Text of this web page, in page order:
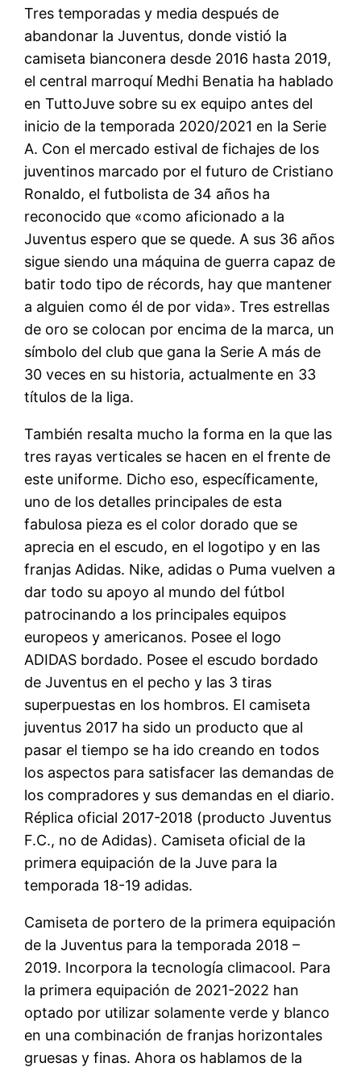
Tres temporadas y media después de
abandonar la Juventus, donde vistió la
camiseta bianconera desde 2016 hasta 2019,
el central marroquí Medhi Benatia ha hablado
en TuttoJuve sobre su ex equipo antes del
inicio de la temporada 2020/2021 en la Serie
A. Con el mercado estival de fichajes de los
juventinos marcado por el futuro de Cristiano
Ronaldo, el futbolista de 34 años ha
reconocido que «como aficionado a la
Juventus espero que se quede. A sus 36 años
sigue siendo una máquina de guerra capaz de
batir todo tipo de récords, hay que mantener
a alguien como él de por vida». Tres estrellas
de oro se colocan por encima de la marca, un
símbolo del club que gana la Serie A más de
30 veces en su historia, actualmente en 33
títulos de la liga.
También resalta mucho la forma en la que las
tres rayas verticales se hacen en el frente de
este uniforme. Dicho eso, específicamente,
uno de los detalles principales de esta
fabulosa pieza es el color dorado que se
aprecia en el escudo, en el logotipo y en las
franjas Adidas. Nike, adidas o Puma vuelven a
dar todo su apoyo al mundo del fútbol
patrocinando a los principales equipos
europeos y americanos. Posee el logo
ADIDAS bordado. Posee el escudo bordado
de Juventus en el pecho y las 3 tiras
superpuestas en los hombros. El camiseta
juventus 2017 ha sido un producto que al
pasar el tiempo se ha ido creando en todos
los aspectos para satisfacer las demandas de
los compradores y sus demandas en el diario.
Réplica oficial 2017-2018 (producto Juventus
F.C., no de Adidas). Camiseta oficial de la
primera equipación de la Juve para la
temporada 18-19 adidas.
Camiseta de portero de la primera equipación
de la Juventus para la temporada 2018 –
2019. Incorpora la tecnología climacool. Para
la primera equipación de 2021-2022 han
optado por utilizar solamente verde y blanco
en una combinación de franjas horizontales
gruesas y finas. Ahora os hablamos de la